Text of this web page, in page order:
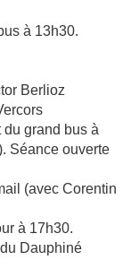
à 13h30.
Berlioz
grand bus à
Séance ouverte
(avec Corentin
à 17h30.
Dauphiné